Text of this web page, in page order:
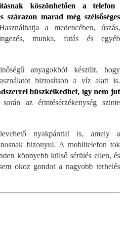
köszönhetően a telefon
szárazon marad még szélsőséges
a medencében, úszás,
munka, futás és egyéb
anyagokból készült, hogy
biztosítson a víz alatt is.
büszkélkedhet, így nem jut
az érintésérzékenység szinte
nyakpánttal is, amely a
bizonyul. A mobiltelefon tok
könnyebb külső sérülés ellen, és
okoz gondot a nagyobb terhelés